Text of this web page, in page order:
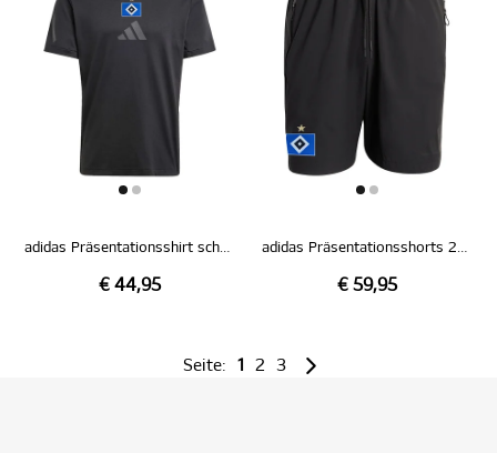
adidas Präsentationsshirt schwarz 26/27
€ 44,95
adidas Präsentationsshorts 26/27
€ 59,95
Seite: 1 2 3